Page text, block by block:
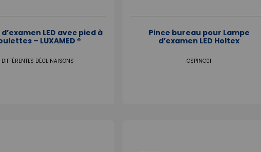
LED avec pied à
– LUXAMED ®
DIFFÉRENTES DÉCLINAISONS
Pince bureau pour Lampe
d’examen LED Holtex
OSPINC01